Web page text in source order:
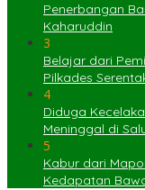
Penerbangan
Kaharuddin
3
Belajar dari
Pilkades
4
Diduga
Meninggal di
5
Kabur dari
Kedapatan